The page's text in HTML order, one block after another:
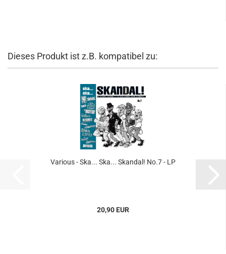
Dieses Produkt ist z.B. kompatibel zu:
Various - Ska... Ska... Skandal! No.7 - LP
20,90 EUR